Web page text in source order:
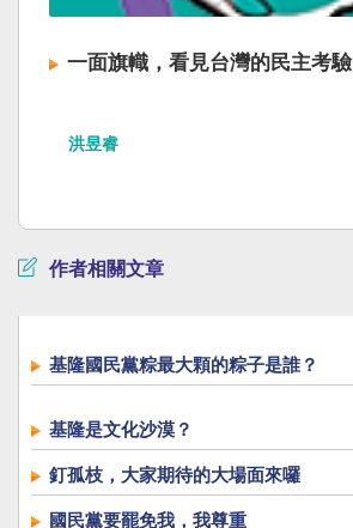
一面旗幟，看見台灣的民主考驗
洪昱睿
作者相關文章
基隆國民黨粽最大顆的粽子是誰？
基隆是文化沙漠？
釘孤枝，大家期待的大場面來囉
國民黨要罷免我，我尊重